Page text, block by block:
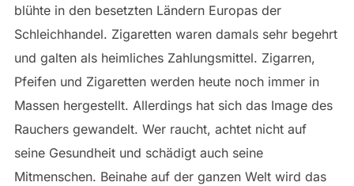
blühte in den besetzten Ländern Europas der
Schleichhandel. Zigaretten waren damals sehr begehrt
und galten als heimliches Zahlungsmittel. Zigarren,
Pfeifen und Zigaretten werden heute noch immer in
Massen hergestellt. Allerdings hat sich das Image des
Rauchers gewandelt. Wer raucht, achtet nicht auf
seine Gesundheit und schädigt auch seine
Mitmenschen. Beinahe auf der ganzen Welt wird das